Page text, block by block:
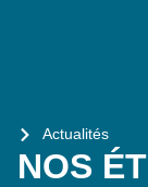
Actualités
NOS